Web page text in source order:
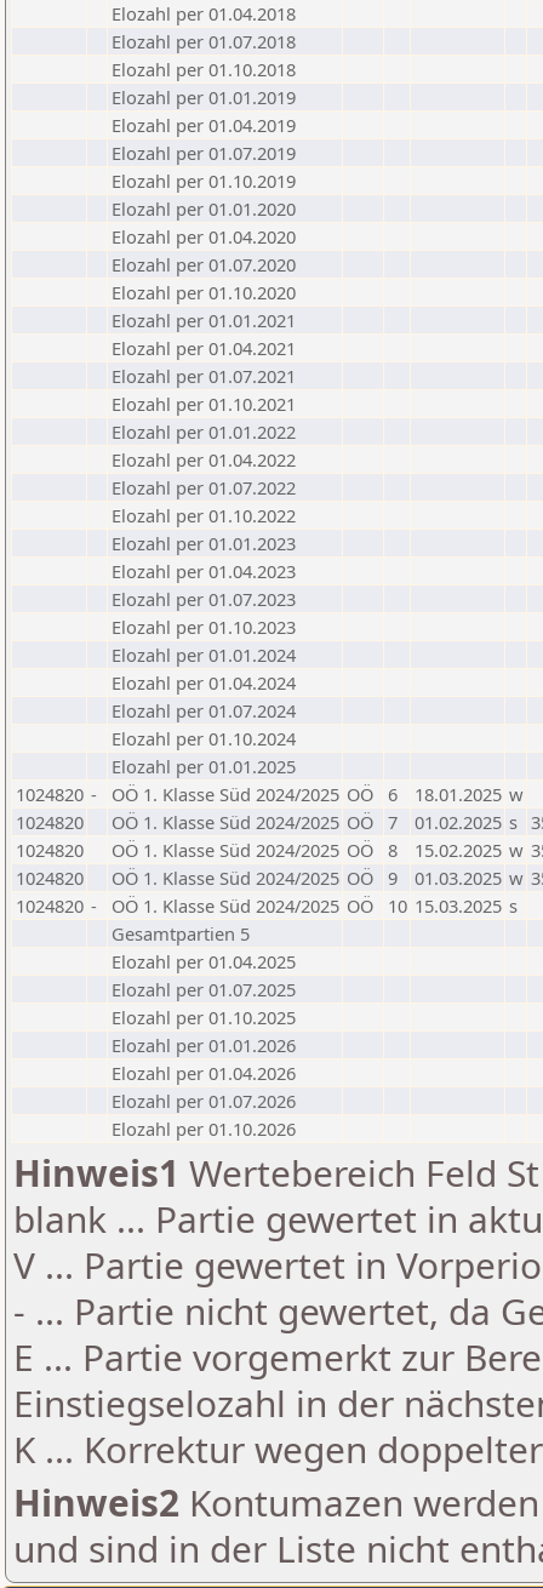
Elozahl per 01.04.2018
Elozahl per 01.07.2018
Elozahl per 01.10.2018
Elozahl per 01.01.2019
Elozahl per 01.04.2019
Elozahl per 01.07.2019
Elozahl per 01.10.2019
Elozahl per 01.01.2020
Elozahl per 01.04.2020
Elozahl per 01.07.2020
Elozahl per 01.10.2020
Elozahl per 01.01.2021
Elozahl per 01.04.2021
Elozahl per 01.07.2021
Elozahl per 01.10.2021
Elozahl per 01.01.2022
Elozahl per 01.04.2022
Elozahl per 01.07.2022
Elozahl per 01.10.2022
Elozahl per 01.01.2023
Elozahl per 01.04.2023
Elozahl per 01.07.2023
Elozahl per 01.10.2023
Elozahl per 01.01.2024
Elozahl per 01.04.2024
Elozahl per 01.07.2024
Elozahl per 01.10.2024
Elozahl per 01.01.2025
1024820 - OÖ 1. Klasse Süd 2024/2025 OÖ 6 18.01.2025 w
1024820
OÖ 1. Klasse Süd 2024/2025 OÖ 7 01.02.2025 s
1024820
OÖ 1. Klasse Süd 2024/2025 OÖ 8 15.02.2025 w
1024820
OÖ 1. Klasse Süd 2024/2025 OÖ 9 01.03.2025 w
1024820 - OÖ 1. Klasse Süd 2024/2025 OÖ 10 15.03.2025 s
Gesamtpartien 5
Elozahl per 01.04.2025
Elozahl per 01.07.2025
Elozahl per 01.10.2025
Elozahl per 01.01.2026
Elozahl per 01.04.2026
Elozahl per 01.07.2026
Elozahl per 01.10.2026
Hinweis1 Wertebereich Feld
blank ... Partie gewertet in
V ... Partie gewertet in
- ... Partie nicht gewertet, da
E ... Partie vorgemerkt zur
Einstiegselozahl in der
K ... Korrektur wegen
Hinweis2 Kontumazen
und sind in der Liste nicht